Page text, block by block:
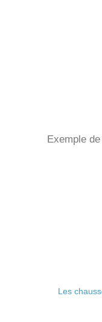
Exemple
Les